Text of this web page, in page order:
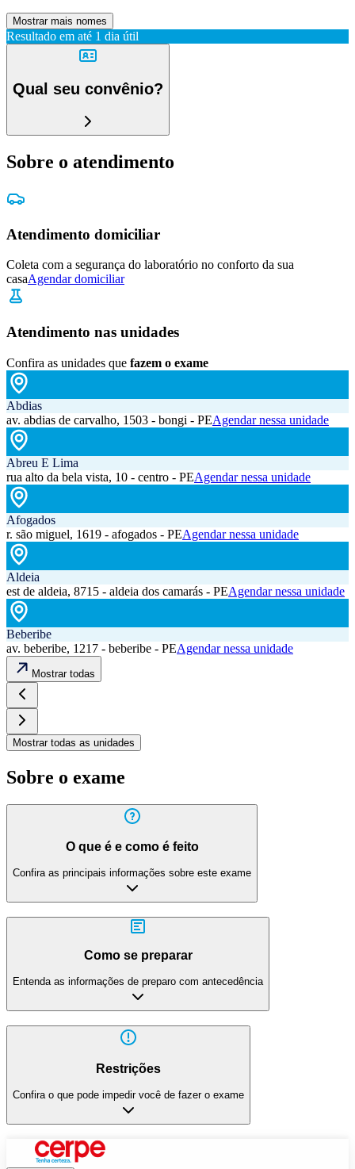
Mostrar mais nomes
Resultado em até 1 dia útil
Qual seu convênio?
Sobre o atendimento
Atendimento domiciliar
Coleta com a segurança do laboratório no conforto da sua
casaAgendar domiciliar
Atendimento nas unidades
Confira as unidades que fazem o exame
Abdias
av. abdias de carvalho, 1503 - bongi - PEAgendar nessa unidade
Abreu E Lima
rua alto da bela vista, 10 - centro - PEAgendar nessa unidade
Afogados
r. são miguel, 1619 - afogados - PEAgendar nessa unidade
Aldeia
est de aldeia, 8715 - aldeia dos camarás - PEAgendar nessa unidade
Beberibe
av. beberibe, 1217 - beberibe - PEAgendar nessa unidade
Mostrar todas
Mostrar todas as unidades
Sobre o exame
O que é e como é feito
Confira as principais informações sobre este exame
Como se preparar
Entenda as informações de preparo com antecedência
Restrições
Confira o que pode impedir você de fazer o exame